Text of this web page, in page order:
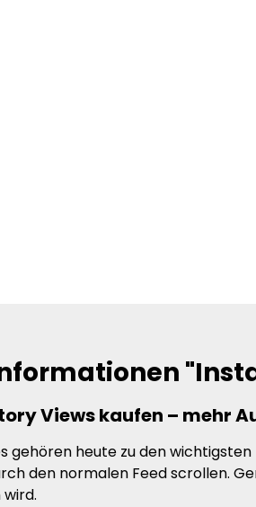
Views kaufen – mehr
gehören heute zu den
den normalen Feed scrollen.